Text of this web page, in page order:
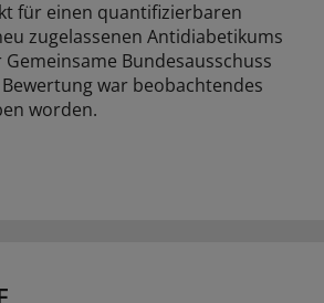
für einen quantifizierbaren
zugelassenen Antidiabetikums
Bundesausschuss
war beobachtendes
worden.